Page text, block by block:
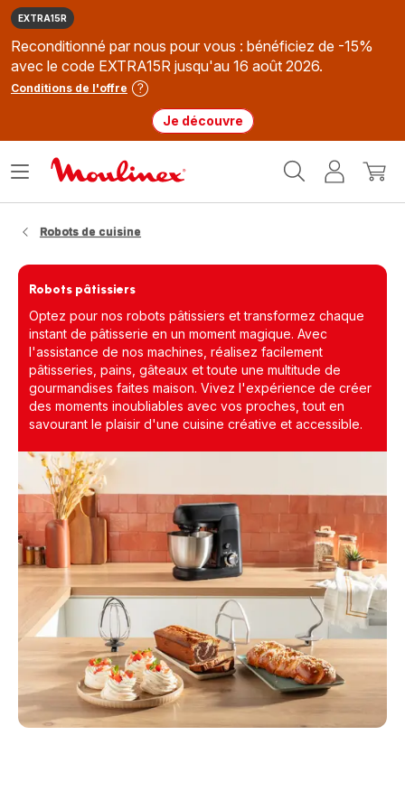
EXTRA15R
Reconditionné par nous pour vous : bénéficiez de -15%
avec le code EXTRA15R jusqu'au 16 août 2026.
Conditions de l'offre
Je découvre
MonMon
Ouvrir
Robots de cuisine
Robots pâtissiers
Optez pour nos robots pâtissiers et transformez chaque
instant de pâtisserie en un moment magique. Avec
l'assistance de nos machines, réalisez facilement
pâtisseries, pains, gâteaux et toute une multitude de
gourmandises faites maison. Vivez l'expérience de créer
des moments inoubliables avec vos proches, tout en
savourant le plaisir d'une cuisine créative et accessible.